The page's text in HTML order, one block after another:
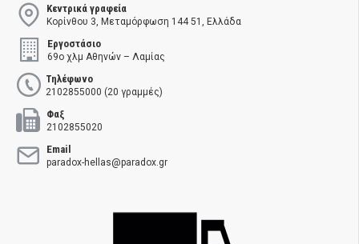
Κεντρικά γραφεία
Κορίνθου 3, Μεταμόρφωση 144 51, Ελλάδα
Εργοστάσιο
69ο χλμ Αθηνών – Λαμίας
Τηλέφωνο
2102855000 (20 γραμμές)
Φαξ
2102855020
Email
paradox-hellas@paradox.gr